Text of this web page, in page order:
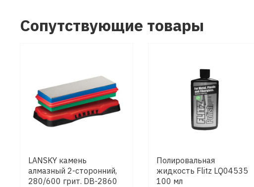
Сопутствующие товары
LANSKY камень
алмазный 2-сторонний,
280/600 грит. DB-2860
Полировальная
жидкость Flitz LQ04535
100 мл